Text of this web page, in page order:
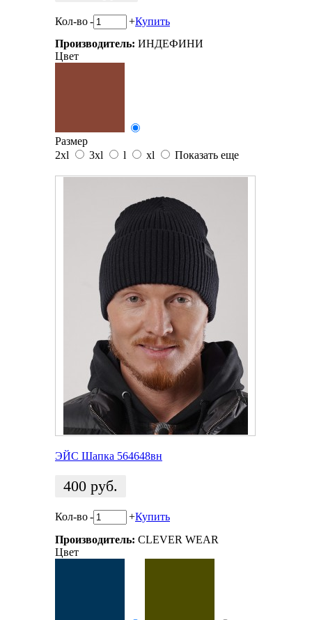
Кол-во- +Купить
Производитель: ИНДЕФИНИ
Цвет
Размер
2xl
3xl l xl Показать еще
ЭЙС Шапка 564648вн
400 руб.
Кол-во- +Купить
Производитель: CLEVER WEAR
Цвет